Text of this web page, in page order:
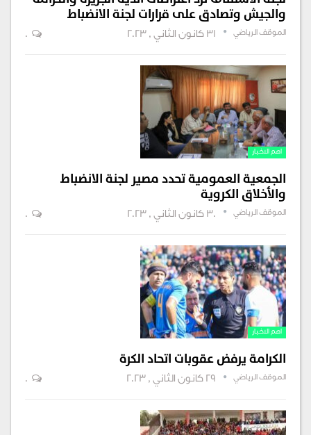
والجيش وتصادق على قرارات لجنة الانضباط
الموقف الرياضي 31 كانون الثاني , 2023 0
اهم الاخبار
الجمعية العمومية تحدد مصير لجنة الانضباط
والأخلاق الكروية
الموقف الرياضي 30 كانون الثاني , 2023 0
اهم الاخبار
الكرامة يرفض عقوبات اتحاد الكرة
الموقف الرياضي 29 كانون الثاني , 2023 0